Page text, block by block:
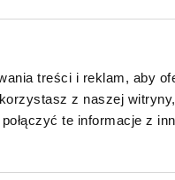
treści i reklam, aby
z naszej
te informacje z
METODA PŁATNOŚCI